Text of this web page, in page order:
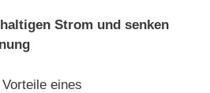
Strom und senken
eines